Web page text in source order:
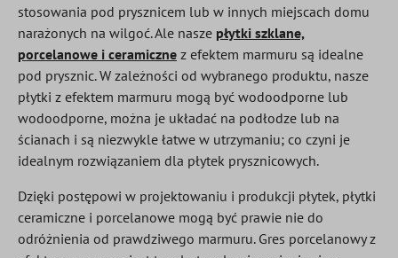
stosowania pod prysznicem lub w innych miejscach domu
narażonych na wilgoć. Ale nasze płytki szklane,
porcelanowe i ceramiczne z efektem marmuru są idealne
pod prysznic. W zależności od wybranego produktu, nasze
płytki z efektem marmuru mogą być wodoodporne lub
wodoodporne, można je układać na podłodze lub na
ścianach i są niezwykle łatwe w utrzymaniu; co czyni je
idealnym rozwiązaniem dla płytek prysznicowych.
Dzięki postępowi w projektowaniu i produkcji płytek, płytki
ceramiczne i porcelanowe mogą być prawie nie do
odróżnienia od prawdziwego marmuru. Gres porcelanowy z